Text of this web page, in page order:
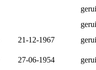
21-12-1967
27-06-1954